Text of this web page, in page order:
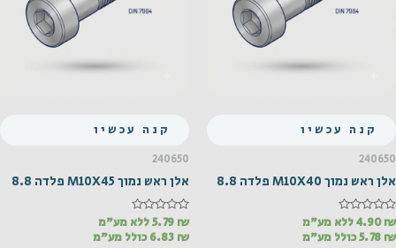
קנה עכשיו
240650
אלן ראש נמוך M10X40 פלדה 8.8
דורג
מתוך
4.90₪
ללא מע"מ
5.78 ₪ כולל מע"מ
קנה עכשיו
240650
אלן ראש נמוך M10X45 פלדה 8.8
דורג
מתוך
5.79 ₪
ללא מע"מ
6.83 ₪ כולל מע"מ